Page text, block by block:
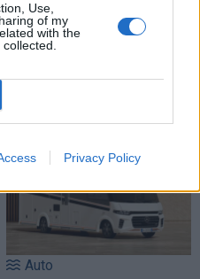
Use,
of my
with the
Privacy Policy
Auto
Kinijos gamintojai veržiasi
Auto